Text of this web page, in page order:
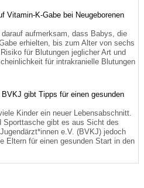
Vitamin-K-Gabe bei Neugeborenen
aufmerksam, dass Babys, die
erhielten, bis zum Alter von sechs
für Blutungen jeglicher Art und
für intrakranielle Blutungen
gibt Tipps für einen gesunden
Kinder ein neuer Lebensabschnitt.
Sporttasche gibt es aus Sicht des
e.V. (BVKJ) jedoch
Eltern für einen gesunden Start in den